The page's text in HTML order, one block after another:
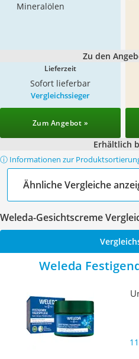
Mineralölen
Zu den
Lieferzeit
Sofort lieferbar
Vergleichssieger
Zum Angebot »
Erhältlich
ⓘ Informationen zur
Ähnliche Vergleiche
Weleda-Gesichtscreme
Weleda